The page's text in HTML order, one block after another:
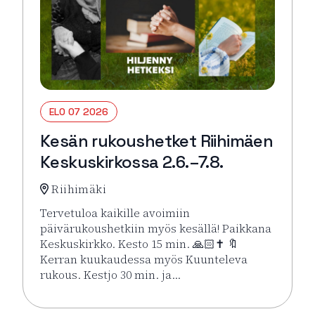
ELO 07 2026
Kesän rukoushetket Riihimäen
Keskuskirkossa 2.6.–7.8.
Riihimäki
Tervetuloa kaikille avoimiin
päivärukoushetkiin myös kesällä! Paikkana
Keskuskirkko. Kesto 15 min. 🙏🏻✝️ 🔖
Kerran kuukaudessa myös Kuunteleva
rukous. Kestjo 30 min. ja…
Lue lisää tapahtumasta Kesän rukoushetket